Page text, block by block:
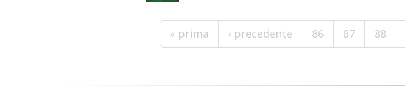
« prima ‹ precedente 86 87 88